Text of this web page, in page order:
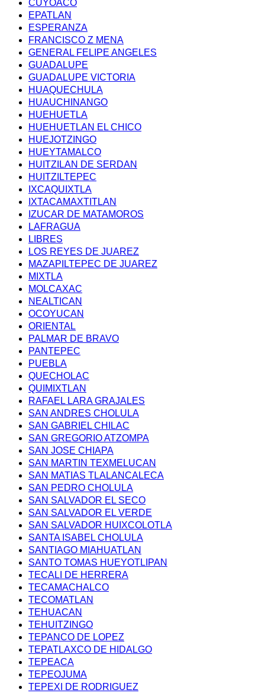
CUYOACO
EPATLAN
ESPERANZA
FRANCISCO Z MENA
GENERAL FELIPE ANGELES
GUADALUPE
GUADALUPE VICTORIA
HUAQUECHULA
HUAUCHINANGO
HUEHUETLA
HUEHUETLAN EL CHICO
HUEJOTZINGO
HUEYTAMALCO
HUITZILAN DE SERDAN
HUITZILTEPEC
IXCAQUIXTLA
IXTACAMAXTITLAN
IZUCAR DE MATAMOROS
LAFRAGUA
LIBRES
LOS REYES DE JUAREZ
MAZAPILTEPEC DE JUAREZ
MIXTLA
MOLCAXAC
NEALTICAN
OCOYUCAN
ORIENTAL
PALMAR DE BRAVO
PANTEPEC
PUEBLA
QUECHOLAC
QUIMIXTLAN
RAFAEL LARA GRAJALES
SAN ANDRES CHOLULA
SAN GABRIEL CHILAC
SAN GREGORIO ATZOMPA
SAN JOSE CHIAPA
SAN MARTIN TEXMELUCAN
SAN MATIAS TLALANCALECA
SAN PEDRO CHOLULA
SAN SALVADOR EL SECO
SAN SALVADOR EL VERDE
SAN SALVADOR HUIXCOLOTLA
SANTA ISABEL CHOLULA
SANTIAGO MIAHUATLAN
SANTO TOMAS HUEYOTLIPAN
TECALI DE HERRERA
TECAMACHALCO
TECOMATLAN
TEHUACAN
TEHUITZINGO
TEPANCO DE LOPEZ
TEPATLAXCO DE HIDALGO
TEPEACA
TEPEOJUMA
TEPEXI DE RODRIGUEZ